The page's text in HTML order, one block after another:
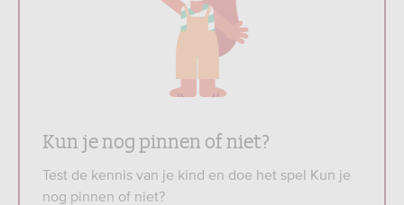
Kun je nog pinnen of niet?
Test de kennis van je kind en doe het spel Kun je
nog pinnen of niet?